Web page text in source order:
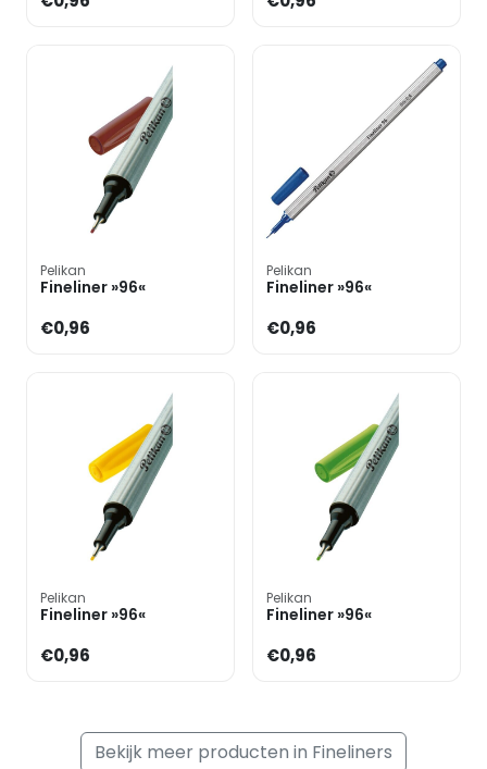
Pelikan
Fineliner »96«
€0,96
Pelikan
Fineliner »96«
€0,96
Pelikan
Fineliner »96«
€0,96
Pelikan
Fineliner »96«
€0,96
Bekijk meer producten in Fineliners